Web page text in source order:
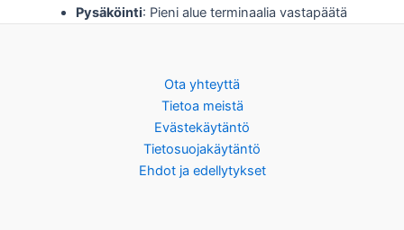
Pysäköinti: Pieni alue terminaalia vastapäätä
Ota yhteyttä
Tietoa meistä
Evästekäytäntö
Tietosuojakäytäntö
Ehdot ja edellytykset